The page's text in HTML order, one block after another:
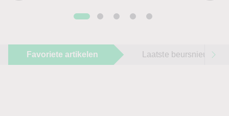
Favoriete artikelen Laatste beursnieuws